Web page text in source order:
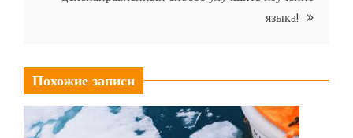
языка!
Похожие записи